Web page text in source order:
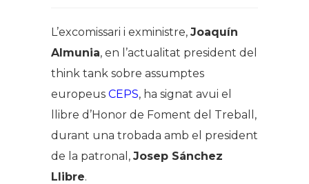
L’excomissari i exministre, Joaquín
Almunia, en l’actualitat president del
think tank sobre assumptes
europeus CEPS, ha signat avui el
llibre d’Honor de Foment del Treball,
durant una trobada amb el president
de la patronal, Josep Sánchez
Llibre.